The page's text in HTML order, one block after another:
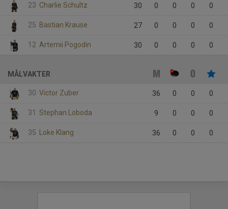
23 Charlie Schultz 30 0 0 0 0
25 Bastian Krause 27 0 0 0 0
12 Artemii Pogodin 30 0 0 0 0
MÅLVAKTER
30 Victor Zuber 36 0 0 0
31 Stephan Loboda 9 0 0 0
35 Loke Klang 36 0 0 0